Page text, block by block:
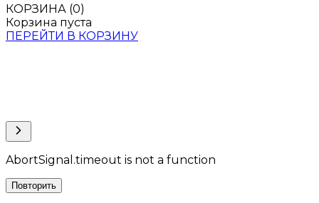
КОРЗИНА (0)
Корзина пуста
ПЕРЕЙТИ В КОРЗИНУ
AbortSignal.timeout is not a function
Повторить